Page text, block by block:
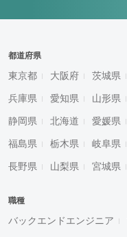
都道府県
東京都 大阪府 茨城県
兵庫県 愛知県 山形県
静岡県 北海道 愛媛県
福島県 栃木県 岐阜県
長野県 山梨県 宮城県
職種
バックエンドエンジニア